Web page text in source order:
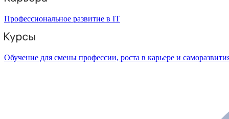
Профессиональное развитие в IT
Обучение для смены профессии, роста в карьере и